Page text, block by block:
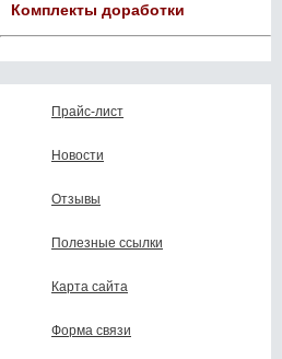
Комплекты доработки
Прайс-лист
Новости
Отзывы
Полезные ссылки
Карта сайта
Форма связи